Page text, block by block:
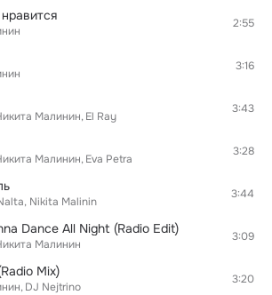
2:55
3:16
Малинин El Ray
3:43
Малинин Eva Petra
3:28
Nikita Malinin
3:44
Dance All Night (Radio Edit)
Малинин
3:09
Mix)
DJ Nejtrino
3:20